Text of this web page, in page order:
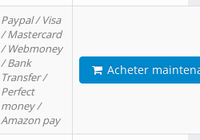
Paypal / Visa
/ Mastercard
/ Webmoney
/ Bank
Transfer /
Perfect
money /
Amazon pay
Acheter